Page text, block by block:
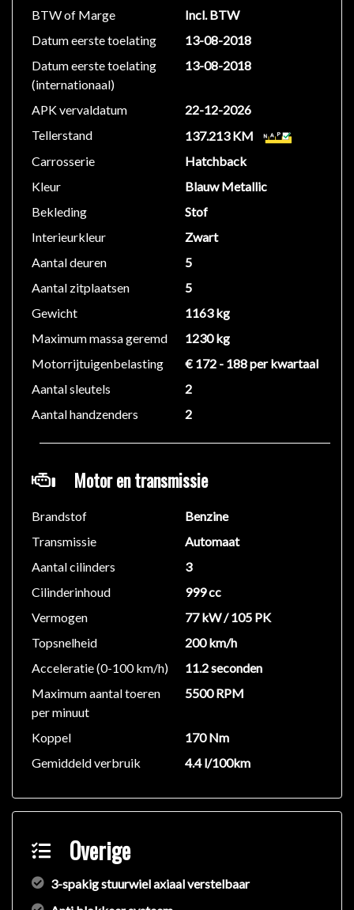
Algemene gegevens:
Tellerstand: 137.213 km
Carrosserievorm: Hatchback
Aantal deuren: 5
Bouwjaar: augustus 2018
Transmissie: Automaat
Onderhoudsboekjes: Aanwezig (dealer onderhouden)
Technische gegevens:
Motorinhoud: 999 cc
Aantal cilinders: 3
Vermogen: 77 kW (105 PK)
Acceleratie (0-100): 12,7 s
Wielbasis: 266 cm
Ledig gewicht: 1.163 kg
Max. trekgewicht: 1.230 kg (ongeremd 610 kg)
Functionaliteit:
Motorrijtuigenbelasting: € 171 per kwartaal
BTW/Marge: Marge (Bedrijven kunnen geen BTW
terugvorderen van de belasting)
Exterieur:
Buitenspiegels elektrisch verstel- en verwarmbaar
Dimlichten automatisch
Elektronische remkrachtverdeling
Extra getint glas
Grootlichtassistent
Lichtmetalen velgen 16"
Warmtewerende voorruit
Infotainment:
Bluetooth
Multimedia-voorbereiding
Spraakbediening
BTW of Marge
Incl. BTW
Datum eerste toelating
13-08-2018
Datum eerste toelating
(internationaal)
13-08-2018
APK vervaldatum
22-12-2026
Tellerstand
137.213 KM
Carrosserie
Hatchback
Kleur
Blauw Metallic
Bekleding
Stof
Interieurkleur
Zwart
Aantal deuren
5
Aantal zitplaatsen
5
Gewicht
1163 kg
Maximum massa geremd
1230 kg
Motorrijtuigenbelasting
€ 172 - 188 per kwartaal
Aantal sleutels
2
Aantal handzenders
2
Motor en transmissie
Brandstof
Benzine
Transmissie
Automaat
Aantal cilinders
3
Cilinderinhoud
999 cc
Vermogen
77 kW / 105 PK
Topsnelheid
200 km/h
Acceleratie (0-100 km/h)
11.2 seconden
Maximum aantal toeren
per minuut
5500 RPM
Koppel
170 Nm
Gemiddeld verbruik
4.4 l/100km
Overige
3-spakig stuurwiel axiaal verstelbaar